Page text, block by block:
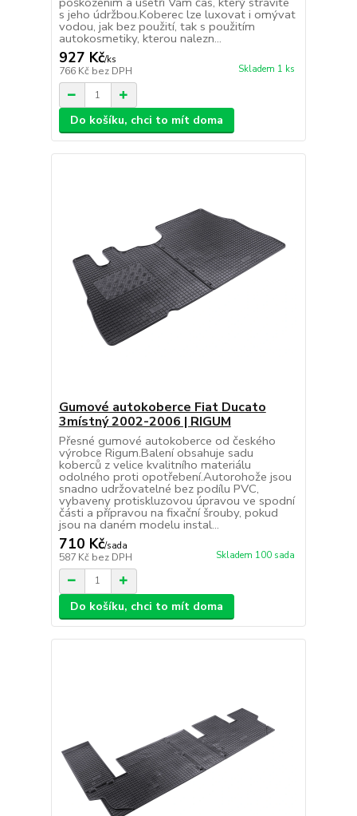
s jeho údržbou.Koberec lze luxovat i omývat
vodou, jak bez použití, tak s použitím
autokosmetiky, kterou nalezn...
927 Kč/ks
766 Kč bez DPH Skladem 1 ks
Do košíku, chci to mít doma
Gumové autokoberce Fiat Ducato
3místný 2002-2006 | RIGUM
Přesné gumové autokoberce od českého
výrobce Rigum.Balení obsahuje sadu
koberců z velice kvalitního materiálu
odolného proti opotřebení.Autorohože jsou
snadno udržovatelné bez podílu PVC,
vybaveny protiskluzovou úpravou ve spodní
části a přípravou na fixační šrouby, pokud
jsou na daném modelu instal...
710 Kč/sada
587 Kč bez DPH Skladem 100 sada
Do košíku, chci to mít doma